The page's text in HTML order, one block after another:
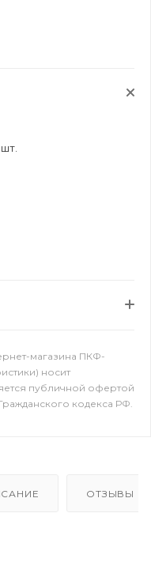
шт.
магазина ПКФ-
носит
публичной офертой
кодекса РФ.
ОТЗЫВЫ